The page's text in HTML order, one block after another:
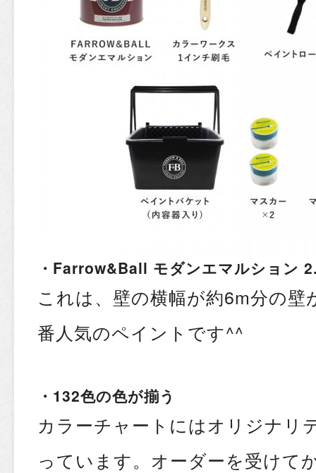
・Farrow&Ball モダンエマルション
これは、壁の横幅が約6m分の
番人気のペイントです^^
・132色の色が揃う
カラーチャートにはオリジナリ
っています。オーダーを受けて